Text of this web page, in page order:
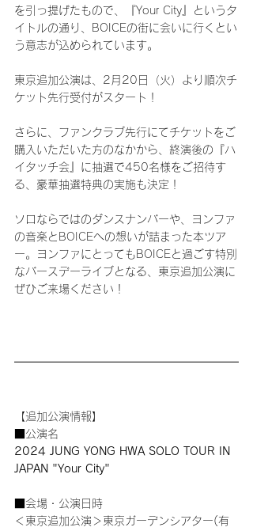
を引っ提げたもので、『Your City』というタ
イトルの通り、BOICEの街に会いに行くとい
う意志が込められています。
東京追加公演は、2月20日（火）より順次チ
ケット先行受付がスタート！
さらに、ファンクラブ先行にてチケットをご
購入いただいた方のなかから、終演後の『ハ
イタッチ会』に抽選で450名様をご招待す
る、豪華抽選特典の実施も決定！
ソロならではのダンスナンバーや、ヨンファ
の音楽とBOICEへの想いが詰まった本ツア
ー。ヨンファにとってもBOICEと過ごす特別
なバースデーライブとなる、東京追加公演に
ぜひご来場ください！
【追加公演情報】
■公演名
2024 JUNG YONG HWA SOLO TOUR IN
JAPAN "Your City"
■会場・公演日時
＜東京追加公演＞東京ガーデンシアター(有